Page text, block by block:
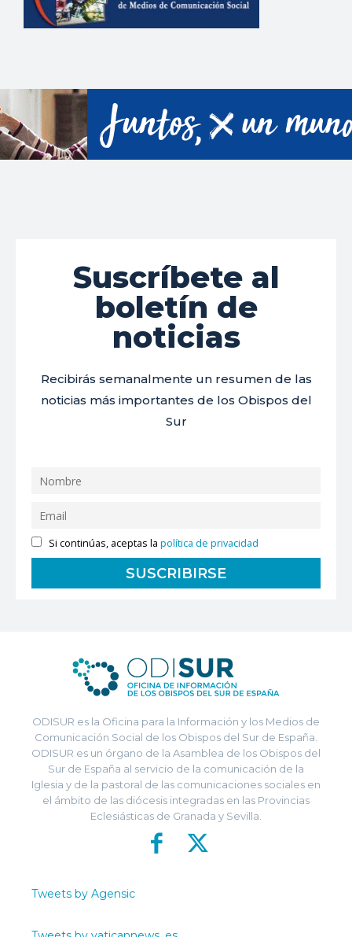
Suscríbete al
boletín de
noticias
Recibirás semanalmente un resumen de las
noticias más importantes de los Obispos del
Sur
Si continúas, aceptas lapolítica de privacidad
ODISUR es la Oficina para la Información y los Medios de
Comunicación Social de los Obispos del Sur de España.
ODISUR es un órgano de la Asamblea de los Obispos del
Sur de España al servicio de la comunicación de la
Iglesia y de la pastoral de las comunicaciones sociales en
el ámbito de las diócesis integradas en las Provincias
Eclesiásticas de Granada y Sevilla.
Tweets by Agensic